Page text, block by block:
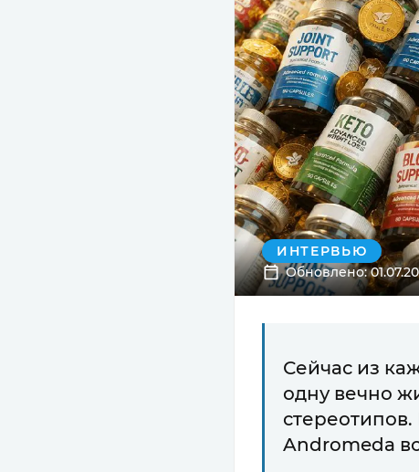
ИНТЕРВЬЮ
Обновлено:
Сейчас из
одну вечно
Andromeda